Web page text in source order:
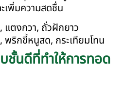
เพิ่มความสดชื่น
แตงกวา, ถั่วฝักยาว
พริกขี้หนูสด, กระเทียมโทน
นดีที่ทำให้การทอด